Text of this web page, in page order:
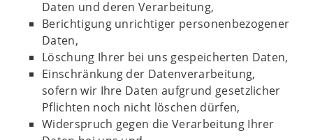
Daten und deren Verarbeitung,
Berichtigung unrichtiger personenbezogener
Daten,
Löschung Ihrer bei uns gespeicherten Daten,
Einschränkung der Datenverarbeitung,
sofern wir Ihre Daten aufgrund gesetzlicher
Pflichten noch nicht löschen dürfen,
Widerspruch gegen die Verarbeitung Ihrer